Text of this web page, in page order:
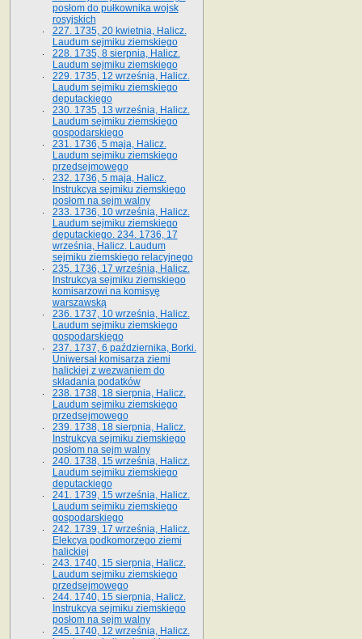
posłom do pułkownika wojsk
rosyjskich
227. 1735, 20 kwietnia, Halicz.
Laudum sejmiku ziemskiego
228. 1735, 8 sierpnia, Halicz.
Laudum sejmiku ziemskiego
229. 1735, 12 września, Halicz.
Laudum sejmiku ziemskiego
deputackiego
230. 1735, 13 września, Halicz.
Laudum sejmiku ziemskiego
gospodarskiego
231. 1736, 5 maja, Halicz.
Laudum sejmiku ziemskiego
przedsejmowego
232. 1736, 5 maja, Halicz.
Instrukcya sejmiku ziemskiego
posłom na sejm walny
233. 1736, 10 września, Halicz.
Laudum sejmiku ziemskiego
deputackiego. 234. 1736, 17
września, Halicz. Laudum
sejmiku ziemskiego relacyjnego
235. 1736, 17 września, Halicz.
Instrukcya sejmiku ziemskiego
komisarzowi na komisyę
warszawską
236. 1737, 10 września, Halicz.
Laudum sejmiku ziemskiego
gospodarskiego
237. 1737, 6 października, Borki.
Uniwersał komisarza ziemi
halickiej z wezwaniem do
składania podatków
238. 1738, 18 sierpnia, Halicz.
Laudum sejmiku ziemskiego
przedsejmowego
239. 1738, 18 sierpnia, Halicz.
Instrukcya sejmiku ziemskiego
posłom na sejm walny
240. 1738, 15 września, Halicz.
Laudum sejmiku ziemskiego
deputackiego
241. 1739, 15 września, Halicz.
Laudum sejmiku ziemskiego
gospodarskiego
242. 1739, 17 września, Halicz.
Elekcya podkomorzego ziemi
halickiej
243. 1740, 15 sierpnia, Halicz.
Laudum sejmiku ziemskiego
przedsejmowego
244. 1740, 15 sierpnia, Halicz.
Instrukcya sejmiku ziemskiego
posłom na sejm walny
245. 1740, 12 września, Halicz.